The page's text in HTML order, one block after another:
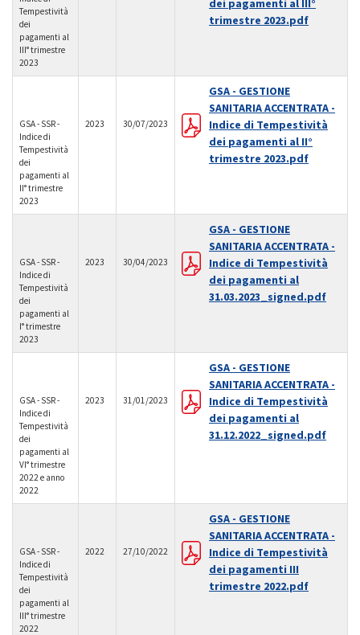
Tempestività
dei
pagamenti al
III° trimestre
2023
dei pagamenti al III°
trimestre 2023.pdf
GSA - SSR -
Indice di
Tempestività
dei
pagamenti al
II° trimestre
2023
2023 30/07/2023
GSA - GESTIONE
SANITARIA ACCENTRATA -
Indice di Tempestività
dei pagamenti al II°
trimestre 2023.pdf
GSA - SSR -
Indice di
Tempestività
dei
pagamenti al
I° trimestre
2023
2023 30/04/2023
GSA - GESTIONE
SANITARIA ACCENTRATA -
Indice di Tempestività
dei pagamenti al
31.03.2023_signed.pdf
GSA - SSR -
Indice di
Tempestività
dei
pagamenti al
VI° trimestre
2022 e anno
2022
2023 31/01/2023
GSA - GESTIONE
SANITARIA ACCENTRATA -
Indice di Tempestività
dei pagamenti al
31.12.2022_signed.pdf
GSA - SSR -
Indice di
Tempestività
dei
pagamenti al
III° trimestre
2022
2022 27/10/2022
GSA - GESTIONE
SANITARIA ACCENTRATA -
Indice di Tempestività
dei pagamenti III
trimestre 2022.pdf